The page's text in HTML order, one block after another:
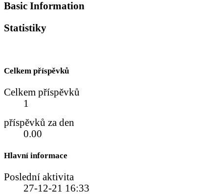
Basic Information
Statistiky
Celkem příspěvků
Celkem příspěvků
1
příspěvků za den
0.00
Hlavní informace
Poslední aktivita
27-12-21 16:33